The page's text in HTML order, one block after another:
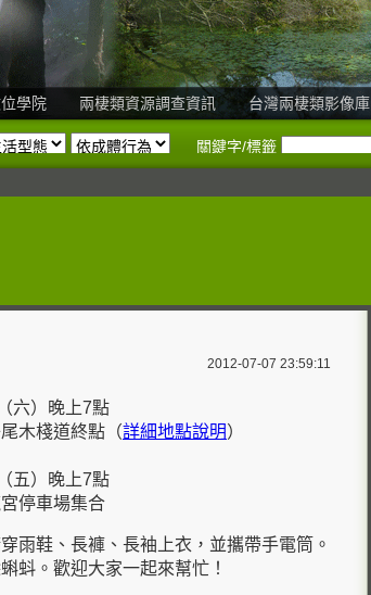
學院 兩棲類資源調查資訊 台灣兩棲類影像庫
關鍵字/標籤
2012-07-07 23:59:11
六）晚上7點
木棧道終點（詳細地點說明）
五）晚上7點
停車場集合
鞋、長褲、長袖上衣，並攜帶手電筒。
蚪。歡迎大家一起來幫忙！